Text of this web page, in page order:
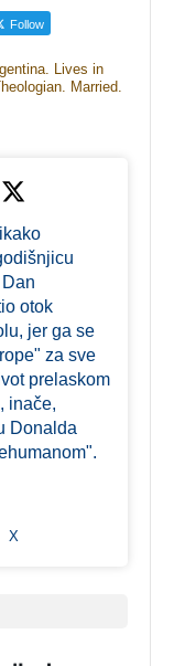
Follow
Lives in
Married.
otok
jer ga se
za sve
prelaskom
inače,
Donalda
X